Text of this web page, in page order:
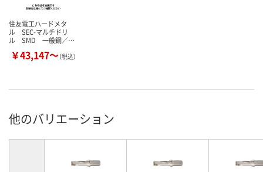
住友電工ハードメタ
ル SEC-マルチドリ
ル SMD 一般鋼／…
￥43,147～（税込）
他のバリエーション